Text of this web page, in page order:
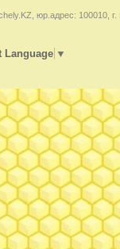
юр.адрес: 100010, г.
Language ▼